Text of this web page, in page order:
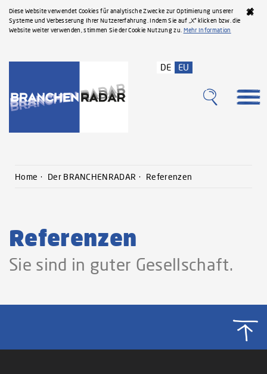
Diese Website verwendet Cookies für analytische Zwecke zur Optimierung unserer
Systeme und Verbesserung Ihrer Nutzererfahrung. Indem Sie auf „X“ klicken bzw. die
Website weiter verwenden, stimmen Sie der Cookie Nutzung zu. Mehr Information
DE EU
Home Der BRANCHENRADAR Referenzen
Referenzen
Sie sind in guter Gesellschaft.